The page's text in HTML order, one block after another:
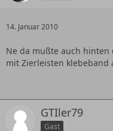
14. Januar 2010
Ne da mußte auch
mit Zierleisten klebeband
GTIler79
Gast